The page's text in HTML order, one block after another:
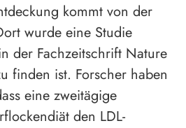
kommt von der
wurde eine Studie
der Fachzeitschrift Nature
finden ist. Forscher haben
eine zweitägige
den LDL-